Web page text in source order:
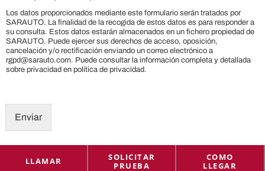
l
í
t
i
c
v
Los datos proporcionados mediante este formulario serán tratados por
SARAUTO. La finalidad de la recogida de estos datos es para responder a
su consulta. Estos datos estarán almacenados en un fichero propiedad de
SARAUTO. Puede ejercer sus derechos de acceso, oposición,
cancelación y/o rectificación enviando un correo electrónico a
rgpd@sarauto.com. Puede consultar la información completa y detallada
sobre privacidad en política de privacidad.
Enviar
LLAMAR
SOLICITAR
PRUEBA
COMO
LLEGAR